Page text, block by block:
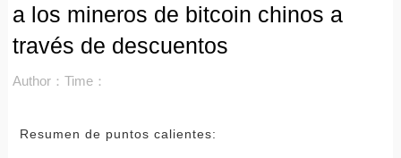
a los mineros de bitcoin chinos a
través de descuentos
Author： Time：
Resumen de puntos calientes: